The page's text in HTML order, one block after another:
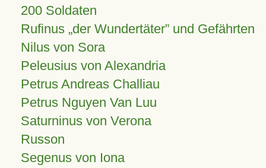
200 Soldaten
Rufinus „der Wundertäter” und Gefährten
Nilus von Sora
Peleusius von Alexandria
Petrus Andreas Challiau
Petrus Nguyen Van Luu
Saturninus von Verona
Russon
Segenus von Iona